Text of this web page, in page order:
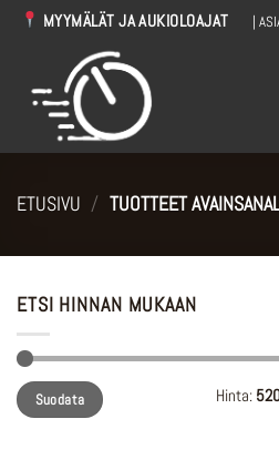
Skip
MYYMÄLÄT JA AUKIOLOAJAT |
ETUSIVU / TUOTTEET
ETSI HINNAN MUKAAN
Minimihinta
Maksimihinta
Suodata Hinta: